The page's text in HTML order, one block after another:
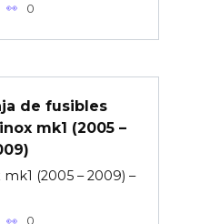
0
de fusibles
mk1 (2005 –
(2005 – 2009) –
0